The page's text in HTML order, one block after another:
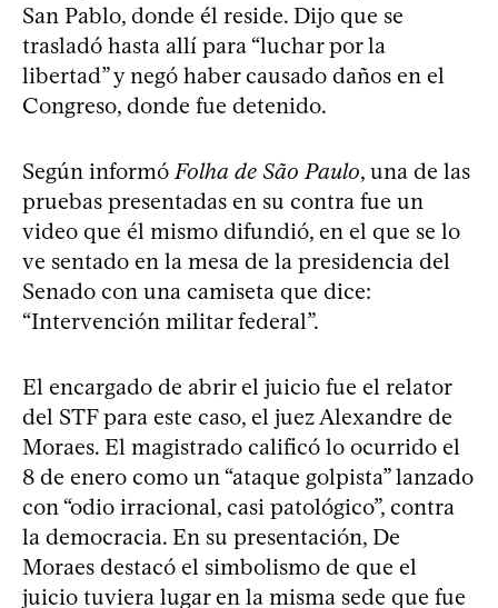
San Pablo, donde él reside. Dijo que se
trasladó hasta allí para “luchar por la
libertad” y negó haber causado daños en el
Congreso, donde fue detenido.
Según informó Folha de São Paulo, una de las
pruebas presentadas en su contra fue un
video que él mismo difundió, en el que se lo
ve sentado en la mesa de la presidencia del
Senado con una camiseta que dice:
“Intervención militar federal”.
El encargado de abrir el juicio fue el relator
del STF para este caso, el juez Alexandre de
Moraes. El magistrado calificó lo ocurrido el
8 de enero como un “ataque golpista” lanzado
con “odio irracional, casi patológico”, contra
la democracia. En su presentación, De
Moraes destacó el simbolismo de que el
juicio tuviera lugar en la misma sede que fue